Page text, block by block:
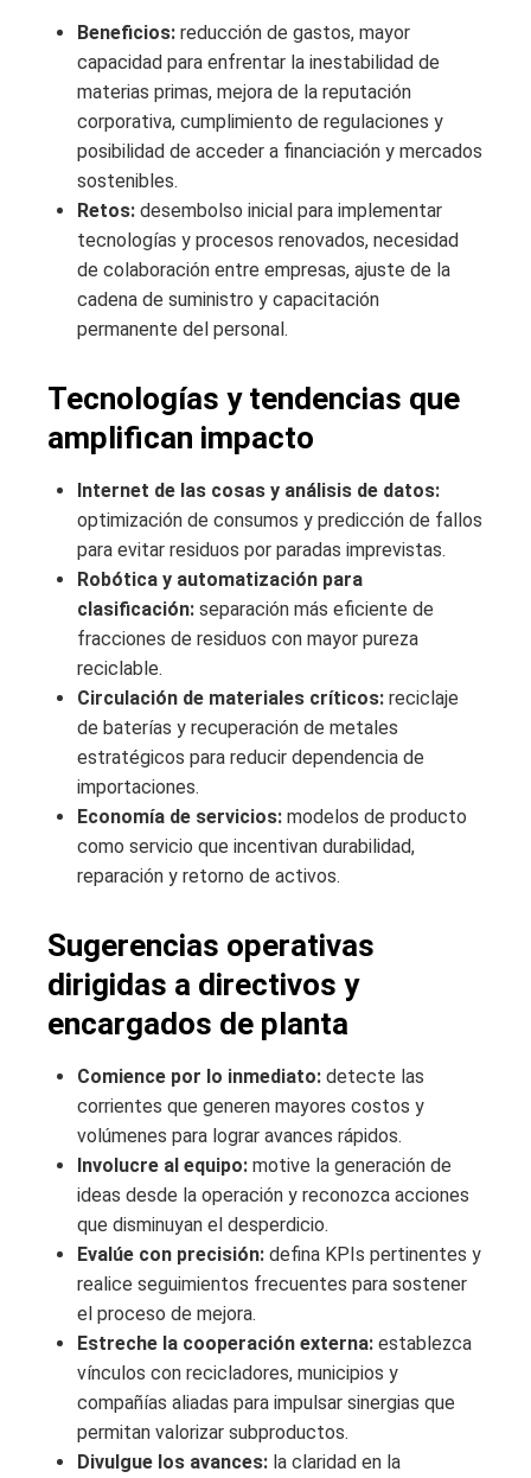
Beneficios: reducción de gastos, mayor
capacidad para enfrentar la inestabilidad de
materias primas, mejora de la reputación
corporativa, cumplimiento de regulaciones y
posibilidad de acceder a financiación y mercados
sostenibles.
Retos: desembolso inicial para implementar
tecnologías y procesos renovados, necesidad
de colaboración entre empresas, ajuste de la
cadena de suministro y capacitación
permanente del personal.
Tecnologías y tendencias que
amplifican impacto
Internet de las cosas y análisis de datos:
optimización de consumos y predicción de fallos
para evitar residuos por paradas imprevistas.
Robótica y automatización para
clasificación: separación más eficiente de
fracciones de residuos con mayor pureza
reciclable.
Circulación de materiales críticos: reciclaje
de baterías y recuperación de metales
estratégicos para reducir dependencia de
importaciones.
Economía de servicios: modelos de producto
como servicio que incentivan durabilidad,
reparación y retorno de activos.
Sugerencias operativas
dirigidas a directivos y
encargados de planta
Comience por lo inmediato: detecte las
corrientes que generen mayores costos y
volúmenes para lograr avances rápidos.
Involucre al equipo: motive la generación de
ideas desde la operación y reconozca acciones
que disminuyan el desperdicio.
Evalúe con precisión: defina KPIs pertinentes y
realice seguimientos frecuentes para sostener
el proceso de mejora.
Estreche la cooperación externa: establezca
vínculos con recicladores, municipios y
compañías aliadas para impulsar sinergias que
permitan valorizar subproductos.
Divulgue los avances: la claridad en la